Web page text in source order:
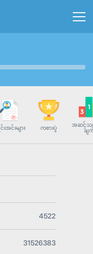
းအင်းများ ကစားပွဲ
အဆင့်သ
ချ
4522
31526383